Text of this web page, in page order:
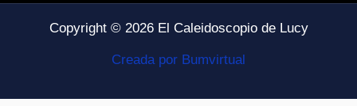
Copyright © 2026 El Caleidoscopio de Lucy
Creada por Bumvirtual